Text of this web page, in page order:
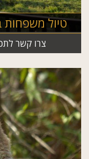
טיול משפחות
צרו קשר